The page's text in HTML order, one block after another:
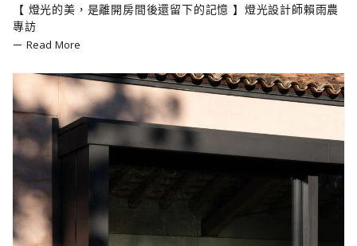
【 燈光的美，是離開房間後還留下的記憶 】燈光設計師賴雨農
專訪
Read More